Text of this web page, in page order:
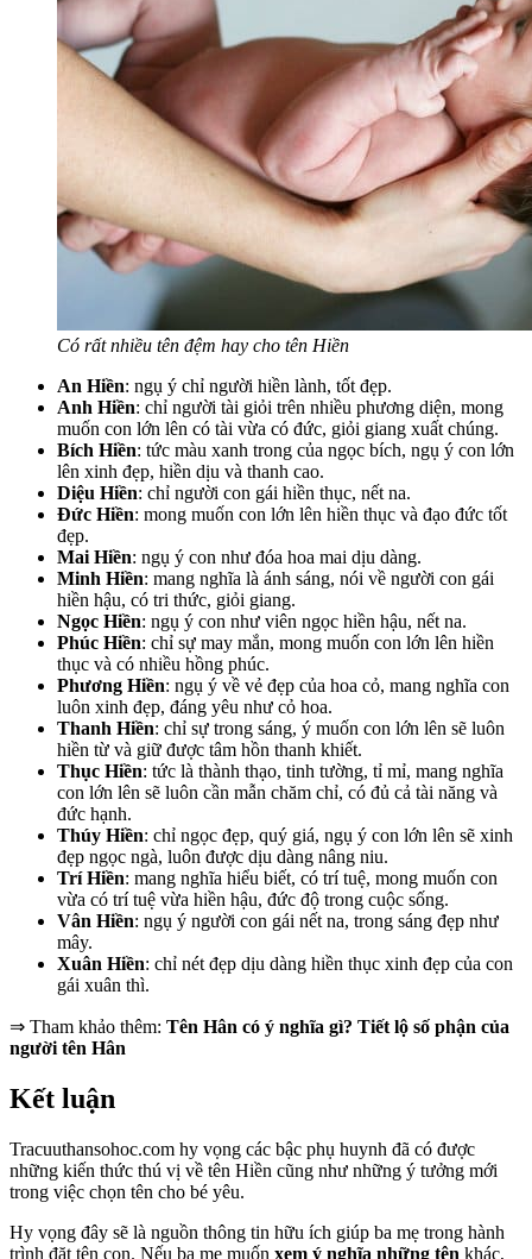
Có rất nhiều tên đệm hay cho tên Hiền
An Hiền: ngụ ý chỉ người hiền lành, tốt đẹp.
Anh Hiền: chỉ người tài giỏi trên nhiều phương diện, mong
muốn con lớn lên có tài vừa có đức, giỏi giang xuất chúng.
Bích Hiền: tức màu xanh trong của ngọc bích, ngụ ý con lớn
lên xinh đẹp, hiền dịu và thanh cao.
Diệu Hiền: chỉ người con gái hiền thục, nết na.
Đức Hiền: mong muốn con lớn lên hiền thục và đạo đức tốt
đẹp.
Mai Hiền: ngụ ý con như đóa hoa mai dịu dàng.
Minh Hiền: mang nghĩa là ánh sáng, nói về người con gái
hiền hậu, có tri thức, giỏi giang.
Ngọc Hiền: ngụ ý con như viên ngọc hiền hậu, nết na.
Phúc Hiền: chỉ sự may mắn, mong muốn con lớn lên hiền
thục và có nhiều hồng phúc.
Phương Hiền: ngụ ý về vẻ đẹp của hoa cỏ, mang nghĩa con
luôn xinh đẹp, đáng yêu như cỏ hoa.
Thanh Hiền: chỉ sự trong sáng, ý muốn con lớn lên sẽ luôn
hiền từ và giữ được tâm hồn thanh khiết.
Thục Hiền: tức là thành thạo, tinh tường, tỉ mỉ, mang nghĩa
con lớn lên sẽ luôn cần mẫn chăm chỉ, có đủ cả tài năng và
đức hạnh.
Thúy Hiền: chỉ ngọc đẹp, quý giá, ngụ ý con lớn lên sẽ xinh
đẹp ngọc ngà, luôn được dịu dàng nâng niu.
Trí Hiền: mang nghĩa hiểu biết, có trí tuệ, mong muốn con
vừa có trí tuệ vừa hiền hậu, đức độ trong cuộc sống.
Vân Hiền: ngụ ý người con gái nết na, trong sáng đẹp như
mây.
Xuân Hiền: chỉ nét đẹp dịu dàng hiền thục xinh đẹp của con
gái xuân thì.
⇒ Tham khảo thêm: Tên Hân có ý nghĩa gì? Tiết lộ số phận của
người tên Hân
Kết luận
Tracuuthansohoc.com hy vọng các bậc phụ huynh đã có được
những kiến thức thú vị về tên Hiền cũng như những ý tưởng mới
trong việc chọn tên cho bé yêu.
Hy vọng đây sẽ là nguồn thông tin hữu ích giúp ba mẹ trong hành
trình đặt tên con. Nếu ba mẹ muốn xem ý nghĩa những tên khác,